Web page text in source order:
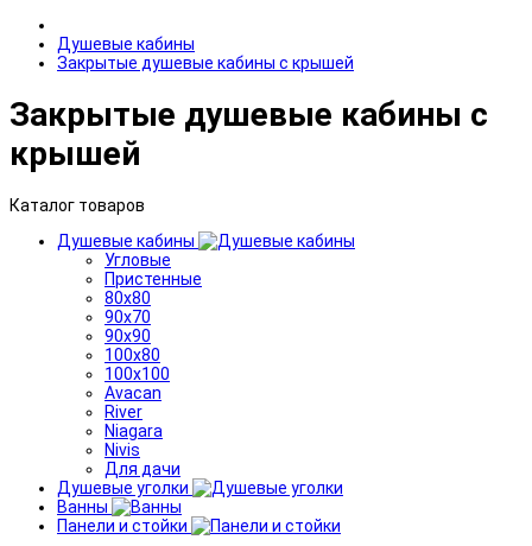
Душевые кабины
Закрытые душевые кабины с крышей
Закрытые душевые кабины с
крышей
Каталог товаров
Душевые кабины
Угловые
Пристенные
80x80
90x70
90x90
100x80
100x100
Avacan
River
Niagara
Nivis
Для дачи
Душевые уголки
Ванны
Панели и стойки